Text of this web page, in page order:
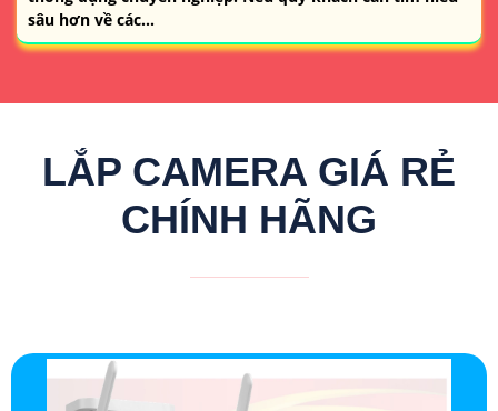
sâu hơn về các...
LẮP CAMERA GIÁ RẺ
CHÍNH HÃNG